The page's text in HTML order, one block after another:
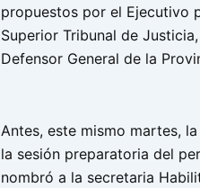
propuestos por el Ejecutivo
Superior Tribunal de
Defensor General de la
Antes, este mismo martes,
la sesión preparatoria del
nombró a la secretaria